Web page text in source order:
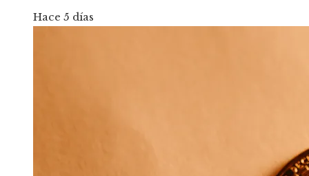
Hace 5 días